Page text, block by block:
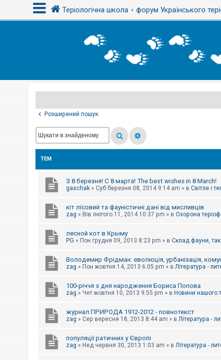
Теріологічна школа форум Українського
Розширений пошук
ТЕМ
З 8 березня! С 8 марта! The best wishes in 8 March!
gaschak » Суб березня 08, 2014 9:14 am » в Світле і
кіт лісовий та фауністичні дані від мисливців
zag » Вів лютого 11, 2014 10:37 pm » в Охорона
лесной кот в Крыму
PG » Пон грудня 09, 2013 8:23 pm » в Склад фауни,
Володимир Фрідман: еволюція, урбанізація,
zag » Пон жовтня 14, 2013 6:05 pm » в Література -
100-річчя з дня народження Бориса Попова
zag » Чет жовтня 10, 2013 9:55 pm » в Новини нашого
журнал ПРИРОДА 1912-2012 - повнотекст
zag » Сер вересня 18, 2013 8:44 am » в Література -
популяції ратичних у Європі
zag » Нед червня 30, 2013 1:03 am » в Література -